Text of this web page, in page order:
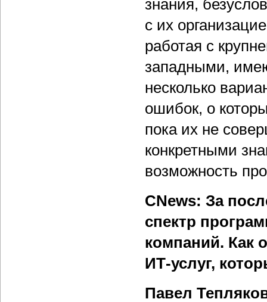
знания,
с их
работая с
западными,
несколько
ошибок, о
пока их не
конкретными
возможность
CNews: За
спектр
компаний. Как
ИТ-услуг,
Павел